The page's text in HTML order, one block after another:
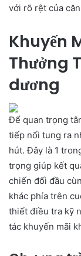
với rõ rệt của
Khuyến
Thưởng
dương
Để quan trọng
tiếp nối tung ra
hút. Đây là 1
trọng giúp kết
chiến đối đầu
khác phía trên
thiết điều tra kỹ
tác khuyến mãi